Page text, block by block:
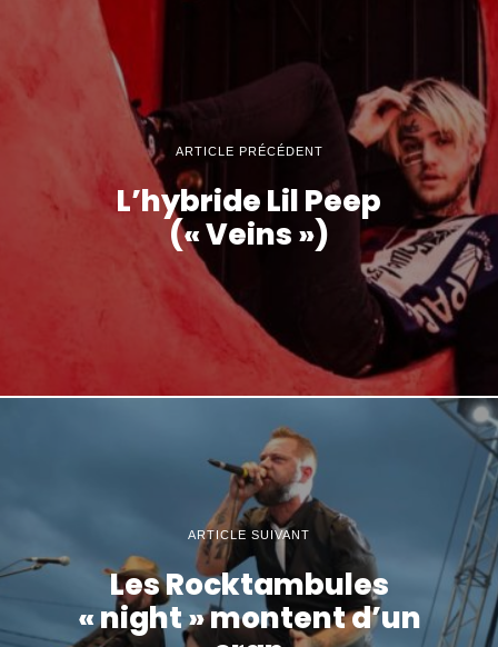
ARTICLE PRÉCÉDENT
L’hybride Lil Peep
(« Veins »)
ARTICLE SUIVANT
Les Rocktambules
« night » montent d’un